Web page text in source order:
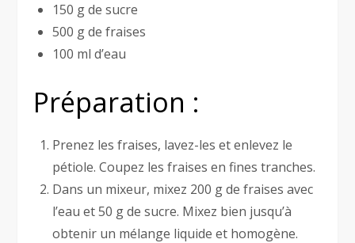
150 g de sucre
500 g de fraises
100 ml d’eau
Préparation :
Prenez les fraises, lavez-les et enlevez le
pétiole. Coupez les fraises en fines tranches.
Dans un mixeur, mixez 200 g de fraises avec
l’eau et 50 g de sucre. Mixez bien jusqu’à
obtenir un mélange liquide et homogène.